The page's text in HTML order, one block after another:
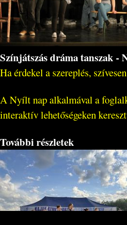
Színjátszás dráma tanszak -
Ha érdekel a szereplés,
A Nyílt nap alkalmával a
interaktív lehetőségeken
További részletek